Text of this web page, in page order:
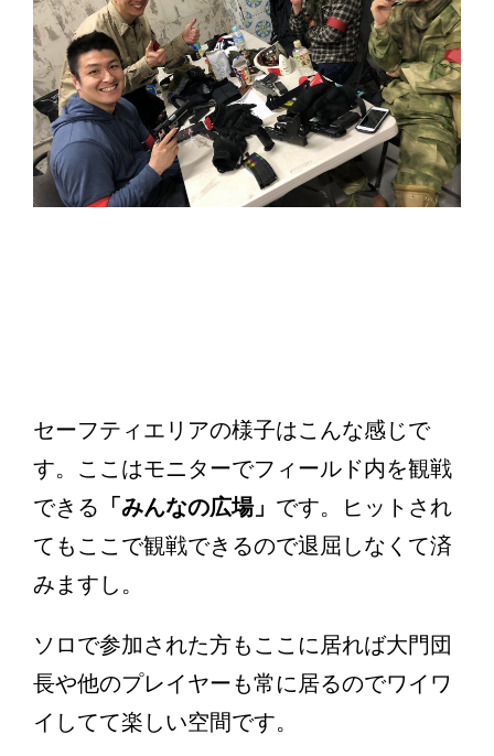
セーフティエリアの様子はこんな感じで
す。ここはモニターでフィールド内を観戦
できる 「みんなの広場」 です。ヒットされ
てもここで観戦できるので退屈しなくて済
みますし。
ソロで参加された方もここに居れば大門団
長や他のプレイヤーも常に居るのでワイワ
イしてて楽しい空間です。